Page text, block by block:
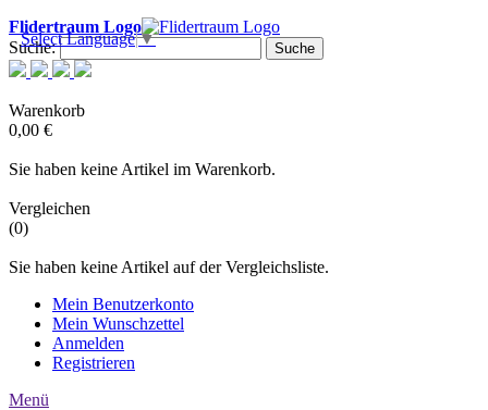
Select Language▼
Flidertraum Logo
Suche:
Suche
Warenkorb
0,00 €
Sie haben keine Artikel im Warenkorb.
Vergleichen
(0)
Sie haben keine Artikel auf der Vergleichsliste.
Mein Benutzerkonto
Mein Wunschzettel
Anmelden
Registrieren
Menü